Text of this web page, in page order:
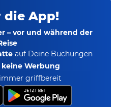
die App!
– vor und während der
auf Deine Buchungen
keine Werbung
griffbereit